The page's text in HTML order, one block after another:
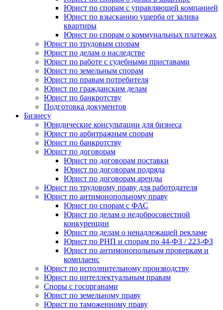
Юрист по спорам с управляющей компанией
Юрист по взысканию ущерба от залива
квартиры
Юрист по спорам о коммунальных платежах
Юрист по трудовым спорам
Юрист по делам о наследстве
Юрист по работе с судебными приставами
Юрист по земельным спорам
Юрист по правам потребителя
Юрист по гражданским делам
Юрист по банкротству
Подготовка документов
Бизнесу
Юридические консультации для бизнеса
Юрист по арбитражным спорам
Юрист по банкротству
Юрист по договорам
Юрист по договорам поставки
Юрист по договорам подряда
Юрист по договорам аренды
Юрист по трудовому праву для работодателя
Юрист по антимонопольному праву
Юрист по спорам с ФАС
Юрист по делам о недобросовестной
конкуренции
Юрист по делам о ненадлежащей рекламе
Юрист по РНП и спорам по 44-ФЗ / 223-ФЗ
Юрист по антимонопольным проверкам и
комплаенс
Юрист по исполнительному производству
Юрист по интеллектуальным правам
Споры с госорганами
Юрист по земельному праву
Юрист по таможенному праву